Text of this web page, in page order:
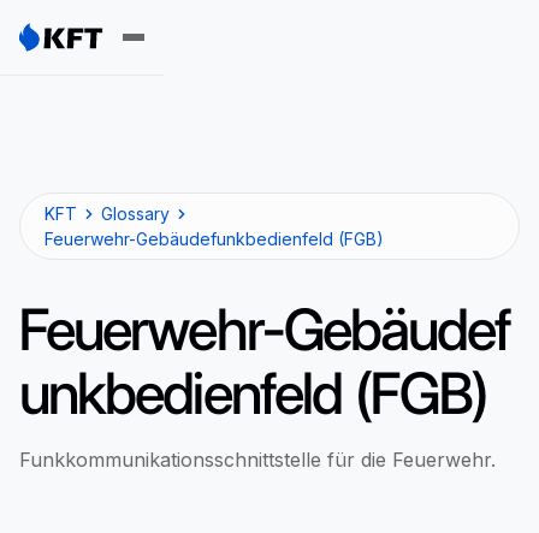
KFT
Glossary
Feuerwehr-Gebäudefunkbedienfeld (FGB)
Feuerwehr-Gebäudef
unkbedienfeld (FGB)
Funkkommunikationsschnittstelle für die Feuerwehr.